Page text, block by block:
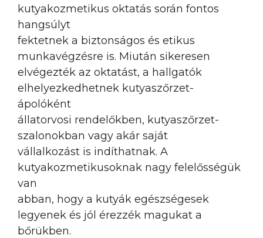
kutyakozmetikus oktatás során fontos
hangsúlyt
fektetnek a biztonságos és etikus
munkavégzésre is. Miután sikeresen
elvégezték az oktatást, a hallgatók
elhelyezkedhetnek kutyaszőrzet-
ápolóként
állatorvosi rendelőkben, kutyaszőrzet-
szalonokban vagy akár saját
vállalkozást is indíthatnak. A
kutyakozmetikusoknak nagy felelősségük
van
abban, hogy a kutyák egészségesek
legyenek és jól érezzék magukat a
bőrükben.